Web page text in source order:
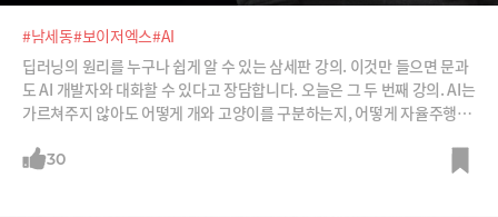
#남세동#보이저엑스#AI
딥러닝의 원리를 누구나 쉽게 알 수 있는 삼세판 강의. 이것만 들으면 문과
도 AI 개발자와 대화할 수 있다고 장담합니다. 오늘은 그 두 번째 강의. AI는
가르쳐주지 않아도 어떻게 개와 고양이를 구분하는지, 어떻게 자율주행을
터 들어봅니다.
30